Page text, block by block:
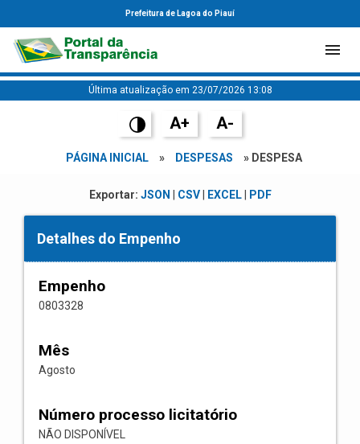
Prefeitura de Lagoa do Piauí
Última atualização em 23/07/2026 13:08
A+ A-
PÁGINA INICIAL » DESPESAS » DESPESA
Exportar: JSON CSV| EXCEL| PDF
Detalhes do Empenho
Empenho
0803328
Mês
Agosto
Número processo licitatório
NÃO DISPONÍVEL